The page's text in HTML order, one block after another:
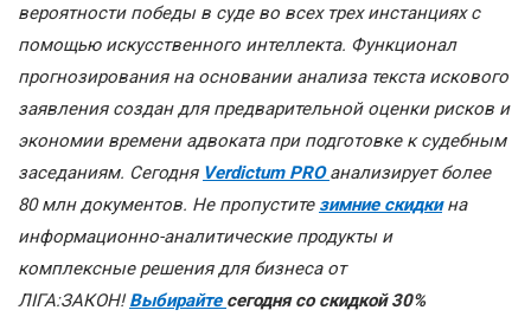
вероятности победы в суде во всех трех инстанциях с
помощью искусственного интеллекта. Функционал
прогнозирования на основании анализа текста искового
заявления создан для предварительной оценки рисков и
экономии времени адвоката при подготовке к судебным
заседаниям. Сегодня Verdictum PROанализирует более
80 млн документов. Не пропустите зимние скидкина
информационно-аналитические продукты и
комплексные решения для бизнеса от
ЛІГА:ЗАКОН! Выбирайте сегодня со скидкой 30%